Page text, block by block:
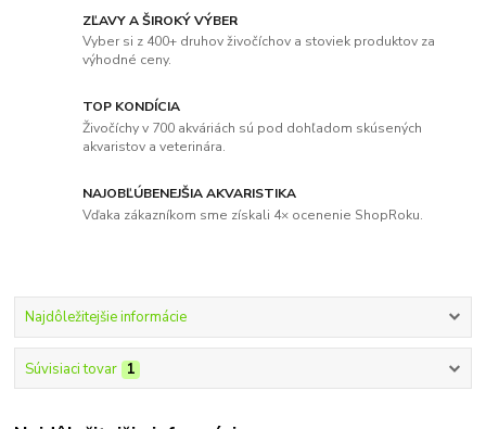
ZĽAVY A ŠIROKÝ VÝBER
Vyber si z 400+ druhov živočíchov a stoviek produktov za
výhodné ceny.
TOP KONDÍCIA
Živočíchy v 700 akváriách sú pod dohľadom skúsených
akvaristov a veterinára.
NAJOBĽÚBENEJŠIA AKVARISTIKA
Vďaka zákazníkom sme získali 4× ocenenie ShopRoku.
Najdôležitejšie informácie
Súvisiaci tovar 1